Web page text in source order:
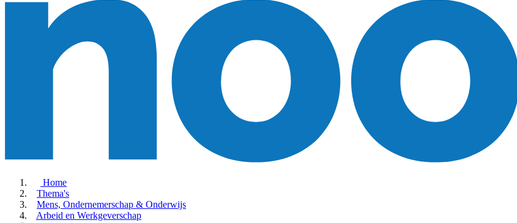
Home
Thema's
Mens, Ondernemerschap & Onderwijs
Arbeid en Werkgeverschap